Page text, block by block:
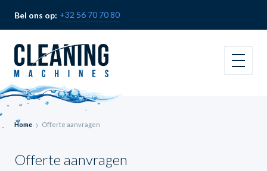
Bel ons op: +32 56 70 70 80
Home Offerte aanvragen
Offerte aanvragen